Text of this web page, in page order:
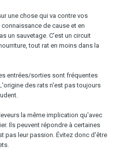
une chose qui va contre vos
de cause et en
un sauvetage. C'est un circuit
tout rat en moins dans la
entrées/sorties sont fréquentes
des rats n'est pas toujours
la même implication qu'avec
Ils peuvent répondre à certaines
pas leur passion. Évitez donc d'être